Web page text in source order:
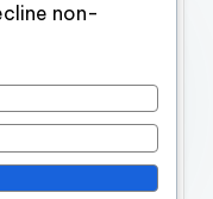
нормативных
non-